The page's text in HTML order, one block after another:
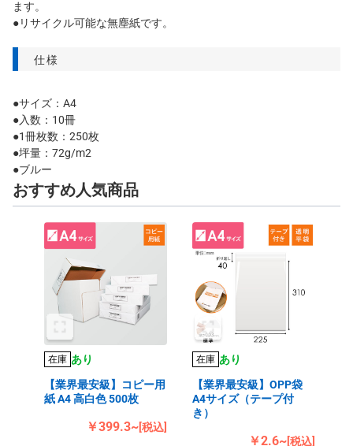
ます。
●リサイクル可能な無塵紙です。
仕様
●サイズ：A4
●入数：10冊
●1冊枚数：250枚
●坪量：72g/m2
●ブルー
おすすめ人気商品
在庫 あり
【業界最安級】コピー用
紙 A4 高白色 500枚
￥399.3~[税込]
在庫 あり
【業界最安級】OPP袋
A4サイズ（テープ付
き）
￥2.6~[税込]